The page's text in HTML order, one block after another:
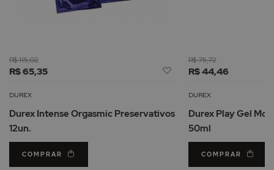
R$ 65,35
R$ 115,02
Adicionar
Lista
Desejos
DUREX
Durex Intense Orgasmic Preservativos
12un.
COMPRAR
R$ 44,46
R$ 75,72
DUREX
Durex Play Gel
50ml
COMPRAR